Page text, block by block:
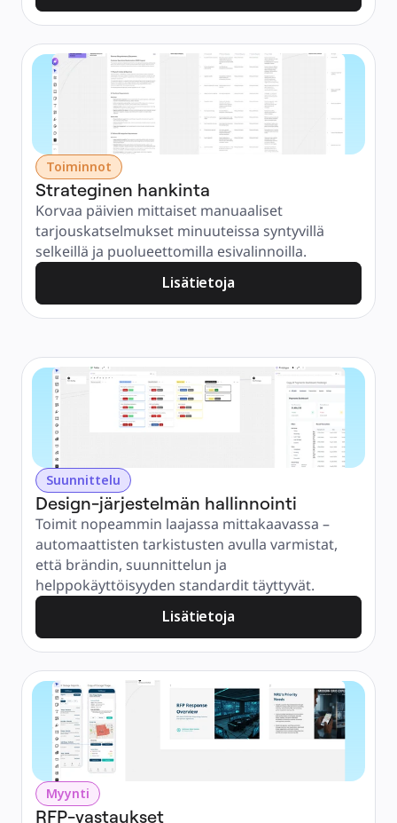
Toiminnot
Strateginen hankinta
Korvaa päivien mittaiset manuaaliset
tarjouskatselmukset minuuteissa syntyvillä
selkeillä ja puolueettomilla esivalinnoilla.
Lisätietoja
Suunnittelu
Design-järjestelmän hallinnointi
Toimit nopeammin laajassa mittakaavassa –
automaattisten tarkistusten avulla varmistat,
että brändin, suunnittelun ja
helppokäyttöisyyden standardit täyttyvät.
Lisätietoja
Myynti
RFP-vastaukset